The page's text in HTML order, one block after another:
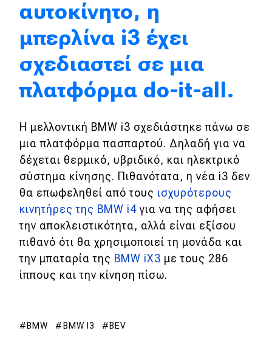
Παρουσιάσεις
DRIVE Away
MOTO
Μεταχειρισμένο
Οδηγός αγοράς
Συμβουλές
Χρηστικά
Συμβουλές
ΚΤΕΟ
αυτοκίνητο, η
μπερλίνα i3 έχει
σχεδιαστεί σε μια
πλατφόρμα do-it-all.
H μελλοντική BMW i3 σχεδιάστηκε πάνω σε
μια πλατφόρμα πασπαρτού. Δηλαδή για να
δέχεται θερμικό, υβριδικό, και ηλεκτρικό
σύστημα κίνησης. Πιθανότατα, η νέα i3 δεν
θα επωφεληθεί από τους ισχυρότερους
κινητήρες της BMW i4για να της αφήσει
την αποκλειστικότητα, αλλά είναι εξίσου
πιθανό ότι θα χρησιμοποιεί τη μονάδα και
την μπαταρία της BMW iX3 με τους 286
ίππους και την κίνηση πίσω.
BMW BMW I3 BEV